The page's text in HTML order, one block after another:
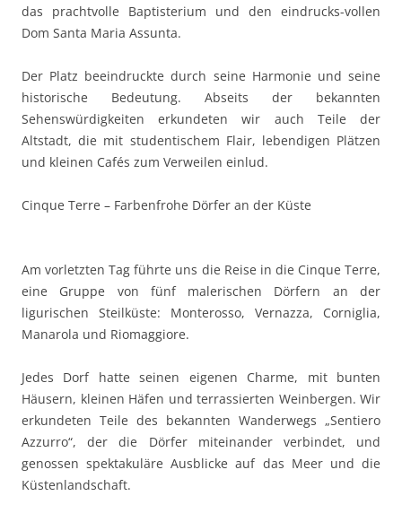
das prachtvolle Baptisterium und den eindrucks-vollen
Dom Santa Maria Assunta.
Der Platz beeindruckte durch seine Harmonie und seine
historische Bedeutung. Abseits der bekannten
Sehenswürdigkeiten erkundeten wir auch Teile der
Altstadt, die mit studentischem Flair, lebendigen Plätzen
und kleinen Cafés zum Verweilen einlud.
Cinque Terre – Farbenfrohe Dörfer an der Küste
Am vorletzten Tag führte uns die Reise in die Cinque Terre,
eine Gruppe von fünf malerischen Dörfern an der
ligurischen Steilküste: Monterosso, Vernazza, Corniglia,
Manarola und Riomaggiore.
Jedes Dorf hatte seinen eigenen Charme, mit bunten
Häusern, kleinen Häfen und terrassierten Weinbergen. Wir
erkundeten Teile des bekannten Wanderwegs „Sentiero
Azzurro“, der die Dörfer miteinander verbindet, und
genossen spektakuläre Ausblicke auf das Meer und die
Küstenlandschaft.